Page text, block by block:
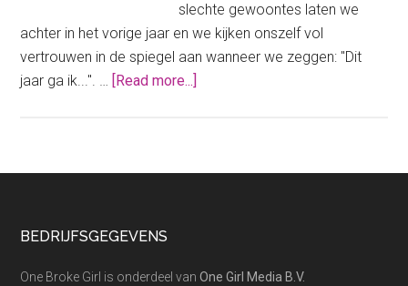
slechte gewoontes laten we
achter in het vorige jaar en we kijken onszelf vol
vertrouwen in de spiegel aan wanneer we zeggen: "Dit
jaar ga ik...". …
[Read more...]
aan
dit
Footer
BEDRIJFSGEGEVENS
One Broke Girl is onderdeel vanOne Girl Media B.V.